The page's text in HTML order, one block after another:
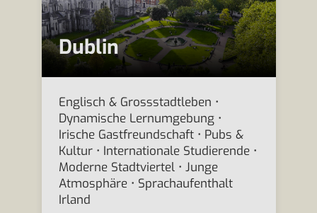
Dublin
Englisch & Grossstadtleben •
Dynamische Lernumgebung •
Irische Gastfreundschaft • Pubs &
Kultur • Internationale Studierende •
Moderne Stadtviertel • Junge
Atmosphäre • Sprachaufenthalt
Irland